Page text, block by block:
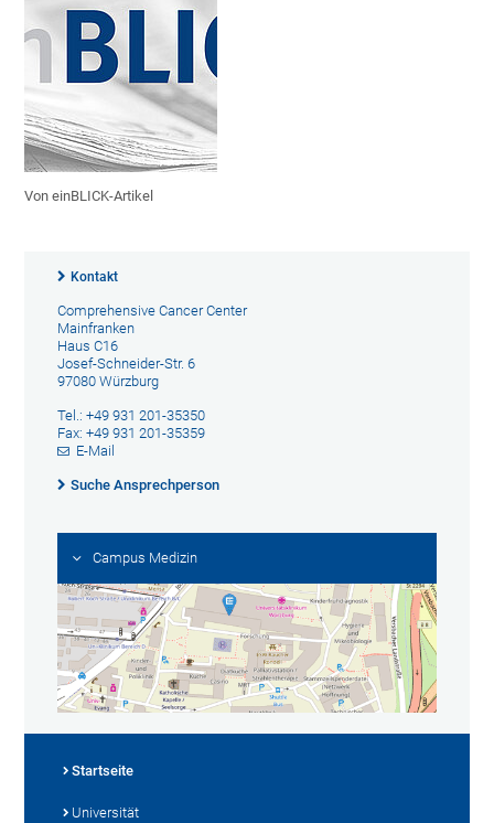
Von einBLICK-Artikel
Kontakt
Comprehensive Cancer Center
Mainfranken
Haus C16
Josef-Schneider-Str. 6
97080 Würzburg
Tel.: +49 931 201-35350
Fax: +49 931 201-35359
E-Mail
Suche Ansprechperson
Campus Medizin
Startseite
Universität